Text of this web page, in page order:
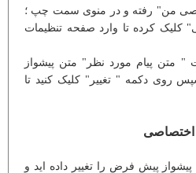
من" رفته و در منوی سمت چپ ؛
کلیک کرده تا وارد صفحه تنظیمات
متن پیام مورد نظر" متن پیشواز
روی دکمه " تغییر" کلیک کنید تا
اختصاصی
پیش فرض را تغییر داده اید و